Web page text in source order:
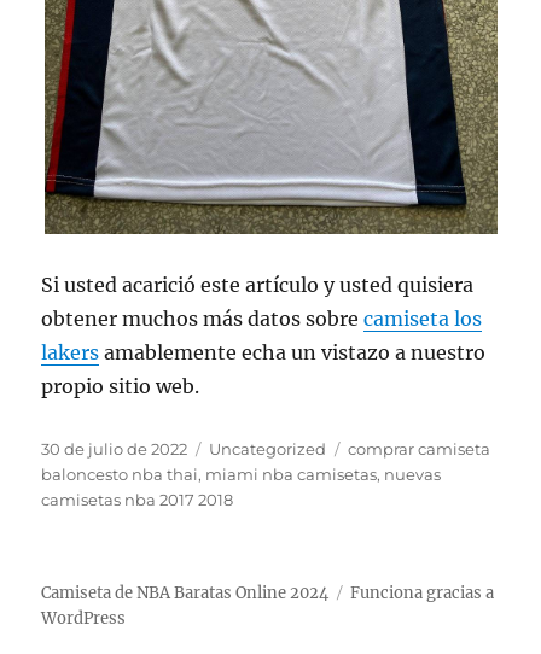
Si usted acarició este artículo y usted quisiera
obtener muchos más datos sobrecamiseta los
lakers amablemente echa un vistazo a nuestro
propio sitio web.
Publicado
el
30 de julio de 2022 Categorías
Uncategorized Etiquetas
comprar camiseta
baloncesto nba thai, miami nba camisetas, nuevas
camisetas nba 2017 2018
Camiseta de NBA Baratas Online 2024
Funciona gracias a
WordPress